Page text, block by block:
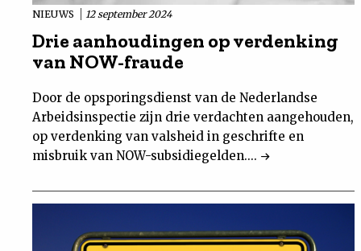
NIEUWS 12 september 2024
Drie aanhoudingen op verdenking
van NOW-fraude
Door de opsporingsdienst van de Nederlandse
Arbeidsinspectie zijn drie verdachten aangehouden,
op verdenking van valsheid in geschrifte en
misbruik van NOW-subsidiegelden....